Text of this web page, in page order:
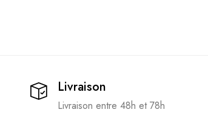
Livraison
Livraison entre 48h et 78h